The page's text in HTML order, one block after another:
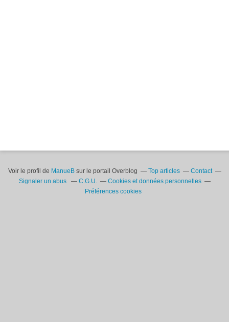
Voir le profil de ManueBsur le portail Overblog Top articles
Contact
Signaler un abus
C.G.U.
Cookies et données personnelles
Préférences cookies